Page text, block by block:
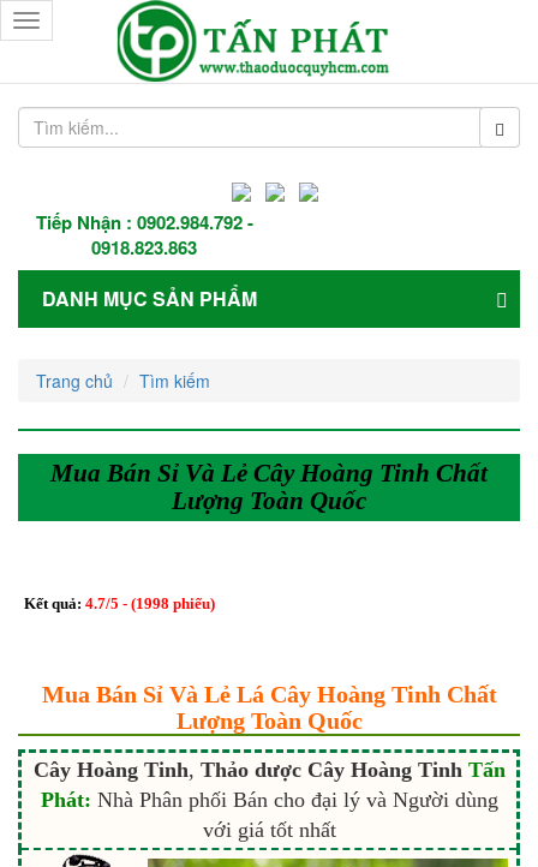
Tiếp Nhận : 0902.984.792-
0918.823.863
Toggle
navigation
DANH MỤC SẢN PHẨM
Trang chủ Tìm kiếm
Mua Bán Sỉ Và Lẻ Cây Hoàng Tinh Chất
Lượng Toàn Quốc
Kết quả: 4.7/5 - (1998 phiếu)
Mua Bán Sỉ Và Lẻ Lá Cây Hoàng Tinh Chất
Lượng Toàn Quốc
Cây Hoàng Tinh, Thảo dược Cây Hoàng Tinh Tấn
Phát: Nhà Phân phối Bán cho đại lý và Người dùng
với giá tốt nhất